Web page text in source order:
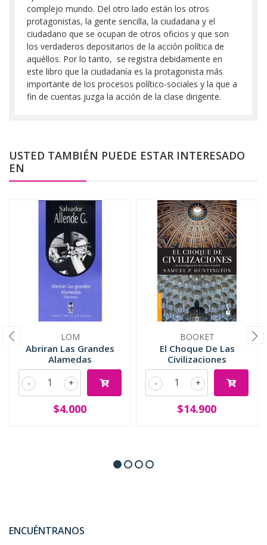
complejo mundo. Del otro lado están los otros
protagonistas, la gente sencilla, la ciudadana y el
ciudadano que se ocupan de otros oficios y que son
los verdaderos depositarios de la acción política de
aquéllos. Por lo tanto, se registra debidamente en
este libro que la ciudadanía es la protagonista más
importante de los procesos político-sociales y la que a
fin de cuentas juzga la acción de la clase dirigente.
USTED TAMBIÉN PUEDE ESTAR INTERESADO
EN
LOM
Abriran Las Grandes
Alamedas
+
-
$4.000
BOOKET
El Choque De Las
Civilizaciones
+
-
$14.900
ENCUÉNTRANOS